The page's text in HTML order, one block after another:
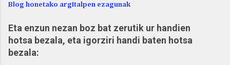
Blog honetako argitalpen ezagunak
Eta enzun nezan boz bat zerutik ur handien
hotsa bezala, eta igorziri handi baten hotsa
bezala: